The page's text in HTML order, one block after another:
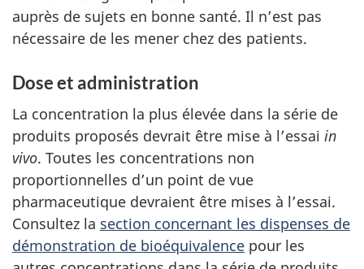
auprès de sujets en bonne santé. Il n’est pas
nécessaire de les mener chez des patients.
Dose et administration
La concentration la plus élevée dans la série de
produits proposés devrait être mise à l’essai in
vivo. Toutes les concentrations non
proportionnelles d’un point de vue
pharmaceutique devraient être mises à l’essai.
Consultez la section concernant les dispenses de
démonstration de bioéquivalence pour les